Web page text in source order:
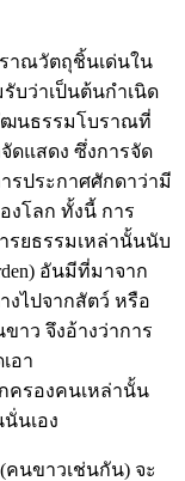
ณวัตถุชิ้นเด่นใน
บว่าเป็นต้นกำเนิด
ฒนธรรมโบราณที่
ดแสดง ซึ่งการจัด
รประกาศศักดาว่ามี
งโลก ทั้งนี้ การ
รยธรรมเหล่านั้นนับ
อันมีที่มาจาก
ไปจากสัตว์ หรือ
าว จึงอ้างว่าการ
อา
ครองคนเหล่านั้น
นเอง
ขาวเช่นกัน) จะ